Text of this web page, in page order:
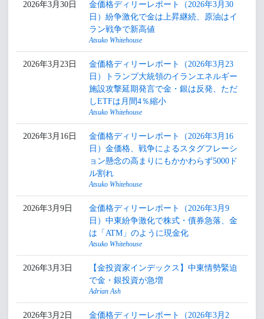
2026年3月30日
金価格ディリーレポート（2026年3月30
日）紛争激化で金は上昇継続、原油はイ
ラン戦争で新高値
Atsuko Whitehouse
2026年3月23日
金価格ディリーレポート（2026年3月23
日）トランプ大統領のイランエネルギー
施設攻撃延期発言で金・銀は反発、ただ
しETFは月間4％縮小
Atsuko Whitehouse
2026年3月16日
金価格ディリーレポート（2026年3月16
日）金価格、戦争によるスタグフレーシ
ョン懸念の高まりにもかかわらず5000ド
ル割れ
Atsuko Whitehouse
2026年3月9日
金価格ディリーレポート（2026年3月9
日）中東紛争激化で株式・債券急落、金
は「ATM」のように現金化
Atsuko Whitehouse
2026年3月3日
【金投資家インデックス】中東情勢緊迫
で金・銀投資が急増
Adrian Ash
2026年3月2日
金価格ディリーレポート（2026年3月2